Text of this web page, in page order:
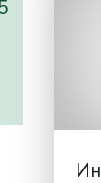
и
и